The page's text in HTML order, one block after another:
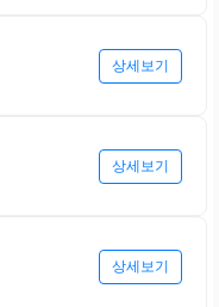
상세보기
상세보기
상세보기